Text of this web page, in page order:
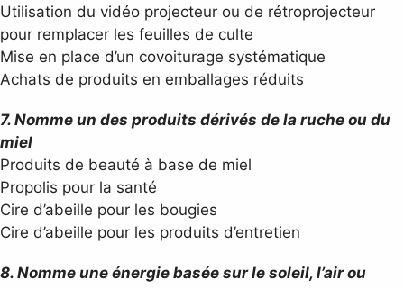
Utilisation du vidéo projecteur ou de rétroprojecteur
pour remplacer les feuilles de culte
Mise en place d’un covoiturage systématique
Achats de produits en emballages réduits
7. Nomme un des produits dérivés de la ruche ou du
miel
Produits de beauté à base de miel
Propolis pour la santé
Cire d’abeille pour les bougies
Cire d’abeille pour les produits d’entretien
8. Nomme une énergie basée sur le soleil, l’air ou